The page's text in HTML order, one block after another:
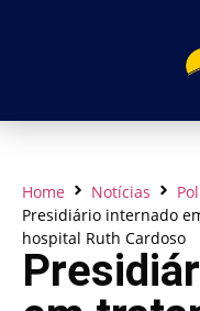
Home Notícias
Presidiário internado
hospital Ruth Cardoso